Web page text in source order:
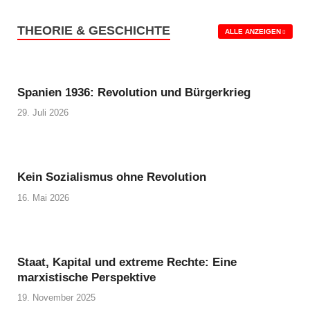
THEORIE & GESCHICHTE ALLE ANZEIGEN
Spanien 1936: Revolution und Bürgerkrieg
29. Juli 2026
Kein Sozialismus ohne Revolution
16. Mai 2026
Staat, Kapital und extreme Rechte: Eine
marxistische Perspektive
19. November 2025